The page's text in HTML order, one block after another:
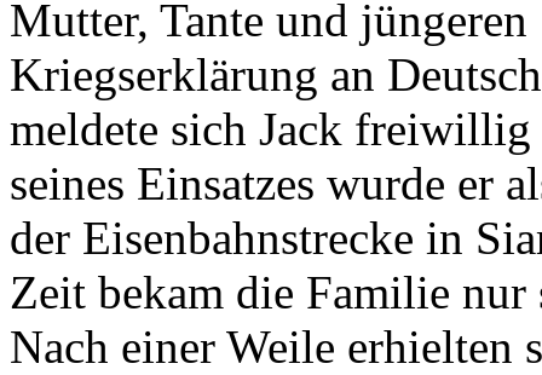
Mutter, Tante und jüngeren
Kriegserklärung an
meldete sich Jack
seines Einsatzes wurde er
der Eisenbahnstrecke in
Zeit bekam die Familie nur
Nach einer Weile erhielten